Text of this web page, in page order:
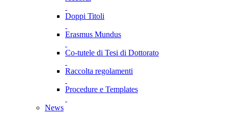
Doppi Titoli
Erasmus Mundus
Co-tutele di Tesi di Dottorato
Raccolta regolamenti
Procedure e Templates
News